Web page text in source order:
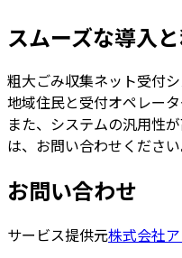
スムーズな導入
粗大ごみ収集ネット受付
地域住民と受付オペレー
また、システムの汎用性
は、お問い合わせください
お問い合わせ
サービス提供元株式会社